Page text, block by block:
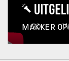
MAKKER